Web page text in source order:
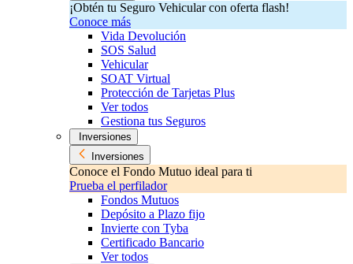
¡Obtén tu Seguro Vehicular con oferta flash!
Conoce más
Vida Devolución
SOS Salud
Vehicular
SOAT Virtual
Protección de Tarjetas Plus
Ver todos
Gestiona tus Seguros
Inversiones
Inversiones
Conoce el Fondo Mutuo ideal para ti
Prueba el perfilador
Fondos Mutuos
Depósito a Plazo fijo
Invierte con Tyba
Certificado Bancario
Ver todos